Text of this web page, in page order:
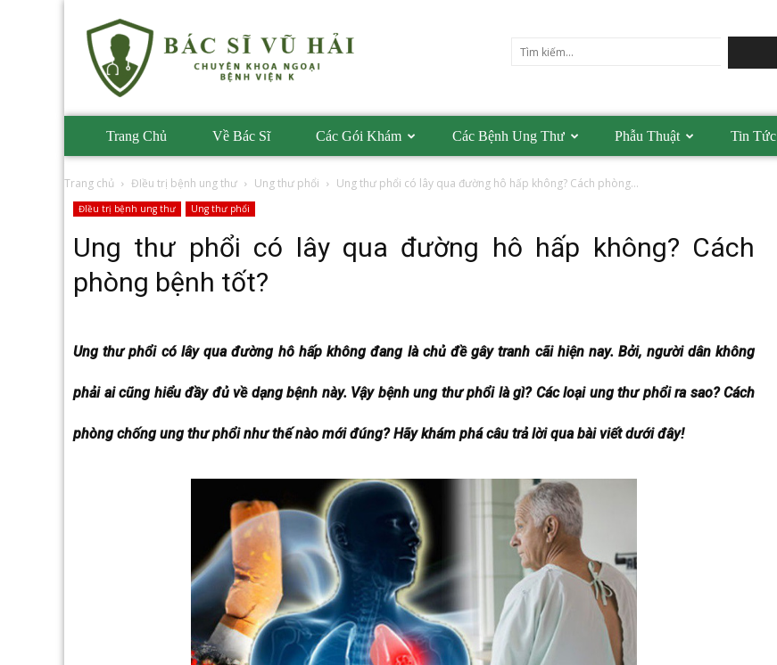
Khám
BS
Vũ
Hải
Trang Chủ Về Bác Sĩ Các Gói Khám Các Bệnh Ung Thư Phẫu Thuật Tin Tức
Trang chủ ĐIều trị bệnh ung thư Ung thư phổi Ung thư phổi có lây qua đường hô hấp không? Cách phòng...
ĐIều trị bệnh ung thư Ung thư phổi
Ung thư phổi có lây qua đường hô hấp không? Cách
phòng bệnh tốt?
Ung thư phổi có lây qua đường hô hấp không đang là chủ đề gây tranh cãi hiện nay. Bởi, người dân không
phải ai cũng hiểu đầy đủ về dạng bệnh này. Vậy bệnh ung thư phổi là gì? Các loại ung thư phổi ra sao? Cách
phòng chống ung thư phổi như thế nào mới đúng? Hãy khám phá câu trả lời qua bài viết dưới đây!